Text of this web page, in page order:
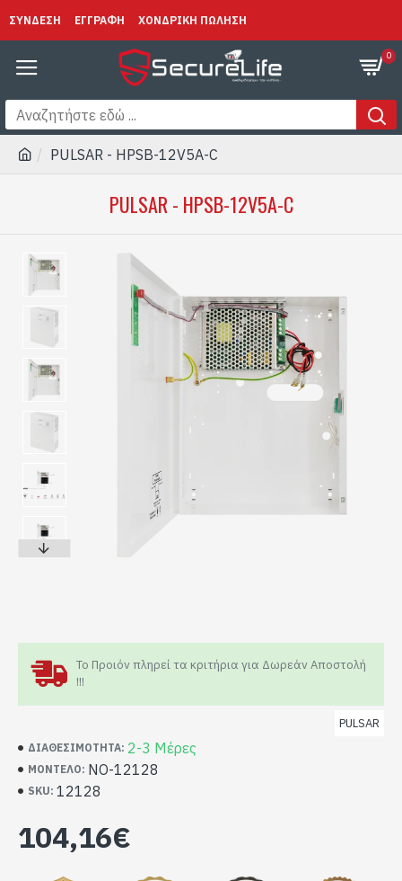
ΣΥΝΔΕΣΗ ΕΓΓΡΑΦΗ ΧΟΝΔΡΙΚΗ ΠΩΛΗΣΗ
0
PULSAR - HPSB-12V5A-C
PULSAR - HPSB-12V5A-C
Το Προιόν πληρεί τα κριτήρια για Δωρεάν Αποστολή
!!!
ΔΙΑΘΕΣΙΜΌΤΗΤΑ: 2-3 Μέρες
ΜΟΝΤΈΛΟ: NO-12128
SKU: 12128
PULSAR
104,16€